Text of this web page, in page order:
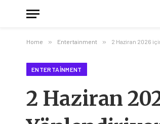
Home » Entertainment » 2 Haziran 2026
ENTERTAINMENT
2 Haziran